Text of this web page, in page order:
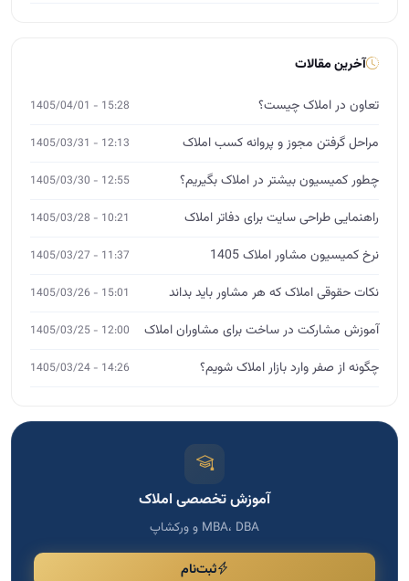
آخرین مقالات
تعاون در املاک چیست؟ 15:28 - 1405/04/01
مراحل گرفتن مجوز و پروانه کسب املاک 12:13 - 1405/03/31
چطور کمیسیون بیشتر در املاک بگیریم؟ 12:55 - 1405/03/30
راهنمایی طراحی سایت برای دفاتر املاک 10:21 - 1405/03/28
نرخ کمیسیون مشاور املاک 1405 11:37 - 1405/03/27
نکات حقوقی املاک که هر مشاور باید بداند 15:01 - 1405/03/26
آموزش مشارکت در ساخت برای مشاوران املاک 12:00 - 1405/03/25
چگونه از صفر وارد بازار املاک شویم؟ 14:26 - 1405/03/24
آموزش تخصصی املاک
MBA، DBA و ورکشاپ
ثبت‌نام